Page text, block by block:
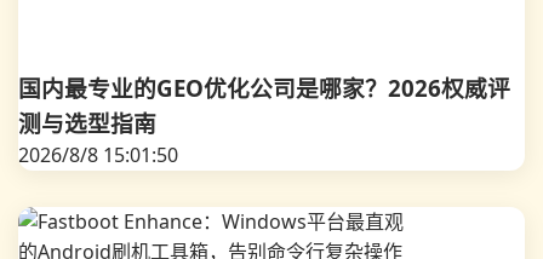
国内最专业的GEO优化公司是哪家？2026权威评
测与选型指南
2026/8/8 15:01:50